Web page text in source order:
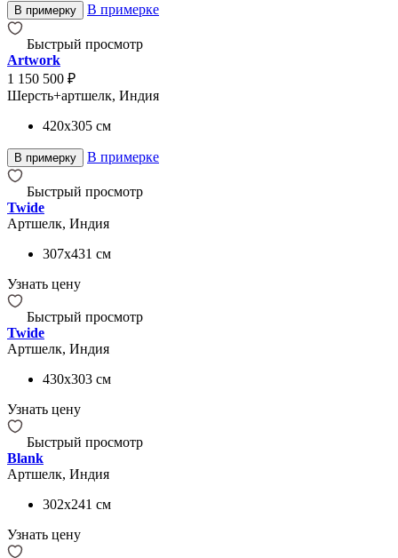
В примерку В примерке
Быстрый просмотр
Artwork
1 150 500 ₽
Шерсть+артшелк, Индия
420x305 см
В примерку В примерке
Быстрый просмотр
Twide
Артшелк, Индия
307x431 см
Узнать цену
Быстрый просмотр
Twide
Артшелк, Индия
430x303 см
Узнать цену
Быстрый просмотр
Blank
Артшелк, Индия
302x241 см
Узнать цену